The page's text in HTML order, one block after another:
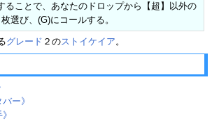
ることで、あなたのドロップから【超】以外の
選び、(G)にコールする。
グレード ２のストイケイア。
ー》